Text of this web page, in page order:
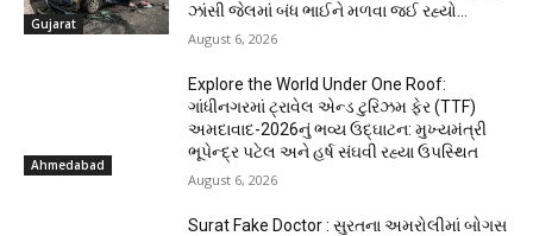
Gujarat
ઝાંસી જેલમાં બંધ ભાઈને મળવા જઈ રહ્યો...
August 6, 2026
Ahmedabad
Explore the World Under One Roof:
ગાંધીનગરમાં ટ્રાવેલ એન્ડ ટુરિઝમ ફેર (TTF)
અમદાવાદ-2026નું ભવ્ય ઉદ્ઘાટન: મુખ્યમંત્રી
ભૂપેન્દ્ર પટેલ અને હર્ષ સંઘવી રહ્યા ઉપસ્થિત
August 6, 2026
Surat Fake Doctor : સુરતના અમરોલીમાં બોગસ